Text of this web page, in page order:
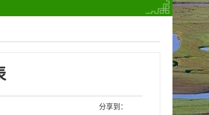
分享到：